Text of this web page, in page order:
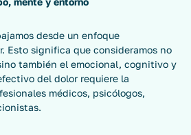
desde un enfoque
Esto significa que consideramos no
también el emocional, cognitivo y
del dolor requiere la
médicos, psicólogos,